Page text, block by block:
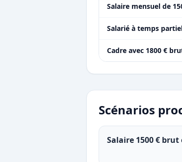
Salaire mensuel de
Salarié à temps
Cadre avec 1800 €
Scénarios
Salaire 1500 €